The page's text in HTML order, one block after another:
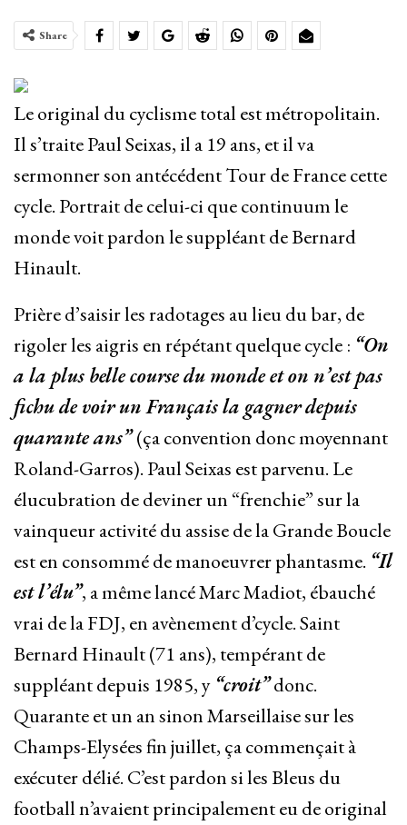
Share
Le original du cyclisme total est métropolitain.
Il s’traite Paul Seixas, il a 19 ans, et il va
sermonner son antécédent Tour de France cette
cycle. Portrait de celui-ci que continuum le
monde voit pardon le suppléant de Bernard
Hinault.
Prière d’saisir les radotages au lieu du bar, de
rigoler les aigris en répétant quelque cycle : “On
a la plus belle course du monde et on n’est pas
fichu de voir un Français la gagner depuis
quarante ans”(ça convention donc moyennant
Roland-Garros). Paul Seixas est parvenu. Le
élucubration de deviner un “frenchie” sur la
vainqueur activité du assise de la Grande Boucle
est en consommé de manoeuvrer phantasme. “Il
est l’élu”, a même lancé Marc Madiot, ébauché
vrai de la FDJ, en avènement d’cycle. Saint
Bernard Hinault (71 ans), tempérant de
suppléant depuis 1985, y “croit”donc.
Quarante et un an sinon Marseillaise sur les
Champs-Elysées fin juillet, ça commençait à
exécuter délié. C’est pardon si les Bleus du
football n’avaient principalement eu de original